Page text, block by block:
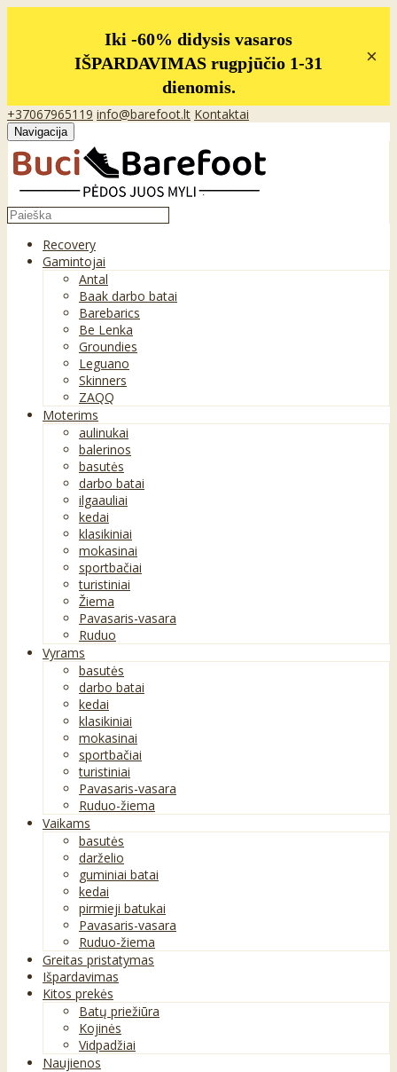
Iki -60% didysis vasaros
IŠPARDAVIMAS rugpjūčio 1-31
dienomis.
×
+37067965119 info@barefoot.lt Kontaktai
Navigacija
Recovery
Gamintojai
Antal
Baak darbo batai
Barebarics
Be Lenka
Groundies
Leguano
Skinners
ZAQQ
Moterims
aulinukai
balerinos
basutės
darbo batai
ilgaauliai
kedai
klasikiniai
mokasinai
sportbačiai
turistiniai
Žiema
Pavasaris-vasara
Ruduo
Vyrams
basutės
darbo batai
kedai
klasikiniai
mokasinai
sportbačiai
turistiniai
Pavasaris-vasara
Ruduo-žiema
Vaikams
basutės
darželio
guminiai batai
kedai
pirmieji batukai
Pavasaris-vasara
Ruduo-žiema
Greitas pristatymas
Išpardavimas
Kitos prekės
Batų priežiūra
Kojinės
Vidpadžiai
Naujienos